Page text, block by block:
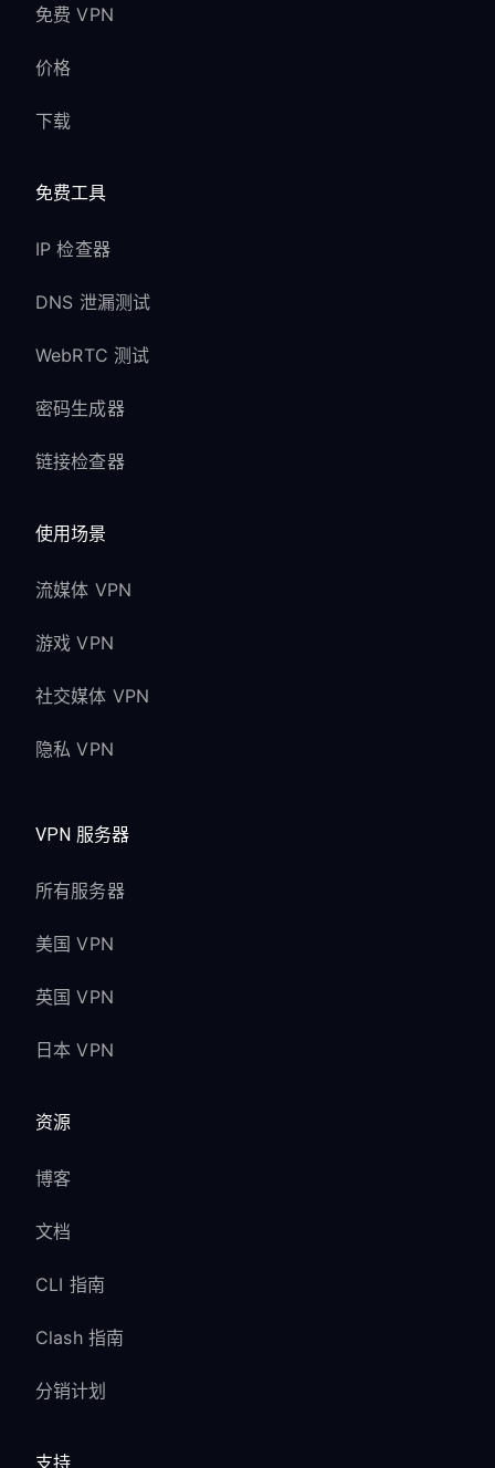
免费 VPN
价格
下载
免费工具
IP 检查器
DNS 泄漏测试
WebRTC 测试
密码生成器
链接检查器
使用场景
流媒体 VPN
游戏 VPN
社交媒体 VPN
隐私 VPN
VPN 服务器
所有服务器
美国 VPN
英国 VPN
日本 VPN
资源
博客
文档
CLI 指南
Clash 指南
分销计划
支持